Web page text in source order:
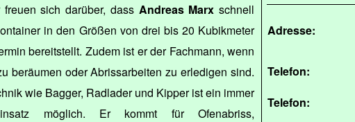
Adresse:
Telefon:
Telefon:
freuen sich darüber, dass Andreas Marx schnell
in den Größen von drei bis 20 Kubikmeter
bereitstellt. Zudem ist er der Fachmann, wenn
beräumen oder Abrissarbeiten zu erledigen sind.
wie Bagger, Radlader und Kipper ist ein immer
möglich. Er kommt für Ofenabriss,